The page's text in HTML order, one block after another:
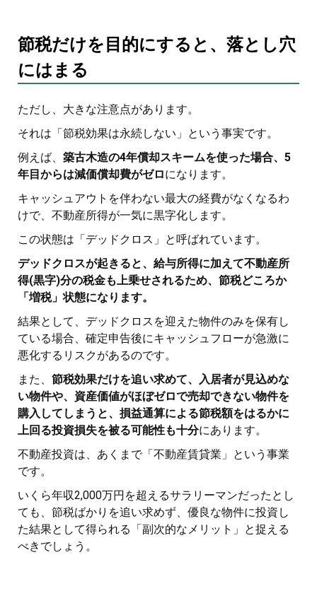
節税だけを目的にすると、落とし穴
にはまる
ただし、大きな注意点があります。
それは「節税効果は永続しない」という事実です。
例えば、 築古木造の4年償却スキームを使った場合、5
年目からは減価償却費がゼロになります。
キャッシュアウトを伴わない最大の経費がなくなるわ
けで、不動産所得が一気に黒字化します。
この状態は「デッドクロス」と呼ばれています。
デッドクロスが起きると、給与所得に加えて不動産所
得(黒字)分の税金も上乗せされるため、節税どころか
「増税」状態になります。
結果として、デッドクロスを迎えた物件のみを保有し
ている場合、確定申告後にキャッシュフローが急激に
悪化するリスクがあるのです。
また、 節税効果だけを追い求めて、入居者が見込めな
い物件や、資産価値がほぼゼロで売却できない物件を
購入してしまうと、損益通算による節税額をはるかに
上回る投資損失を被る可能性も十分にあります。
不動産投資は、あくまで「不動産賃貸業」という事業
です。
いくら年収2,000万円を超えるサラリーマンだったとし
ても、節税ばかりを追い求めず、優良な物件に投資し
た結果として得られる「副次的なメリット」と捉える
べきでしょう。